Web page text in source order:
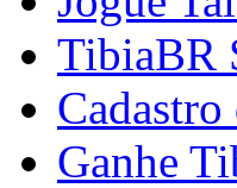
TibiaBR
Ganhe